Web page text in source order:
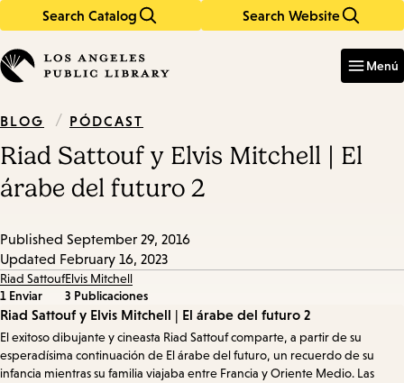
Search Catalog Search Website
in
keywords
Menú
BLOG / PÓDCAST
Riad Sattouf y Elvis Mitchell | El
árabe del futuro 2
Published September 29, 2016
Updated February 16, 2023
Riad Sattouf
1 Enviar
Elvis Mitchell
3 Publicaciones
Episode
Details
Riad Sattouf y Elvis Mitchell | El árabe del futuro 2
El exitoso dibujante y cineasta Riad Sattouf comparte, a partir de su
esperadísima continuación de El árabe del futuro, un recuerdo de su
infancia mientras su familia viajaba entre Francia y Oriente Medio. Las